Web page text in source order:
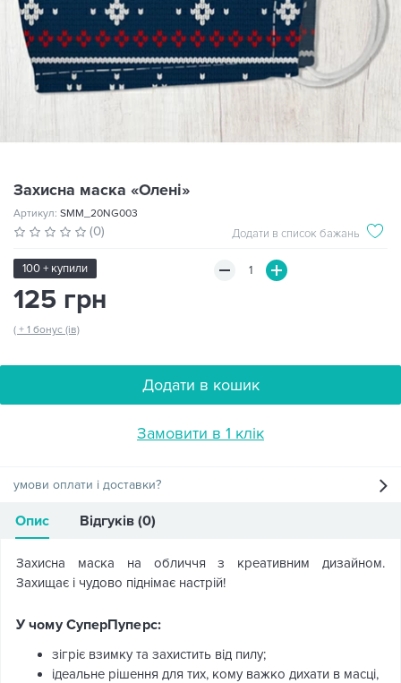
Захисна маска «Олені»
Артикул: SMM_20NG003
(0) Додати в список бажань
100 + купили
125 грн
( + 1 бонус (ів)
Додати в кошик
Замовити в 1 клік
умови оплати і доставки?
Опис Відгуків (0)
Захисна маска на обличчя з креативним дизайном.
Захищає і чудово піднімає настрій!
У чому СуперПуперс:
зігріє взимку та захистить від пилу;
ідеальне рішення для тих, кому важко дихати в масці,